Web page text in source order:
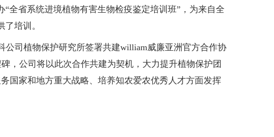
全省系统进境植物有害生物检疫鉴定培训班”，为来自全
培训。
司植物保护研究所签署共建william威廉亚洲官方合作协
，公司将以此次合作共建为契机，大力提升植物保护团
国家和地方重大战略、培养知农爱农优秀人才方面发挥